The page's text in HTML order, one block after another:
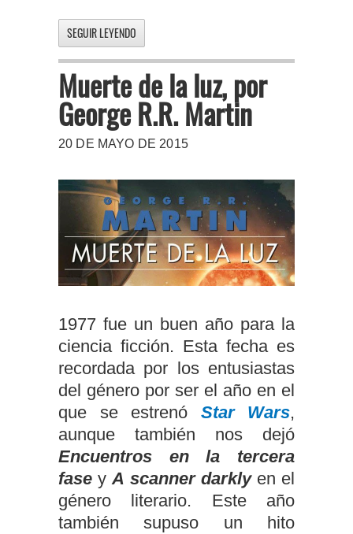
SEGUIR LEYENDO
Muerte de la luz, por
George R.R. Martin
20 DE MAYO DE 2015
1977 fue un buen año para la
ciencia ficción. Esta fecha es
recordada por los entusiastas
del género por ser el año en el
que se estrenó Star Wars,
aunque también nos dejó
Encuentros en la tercera
fase yA scanner darklyen el
género literario. Este año
también supuso un hito